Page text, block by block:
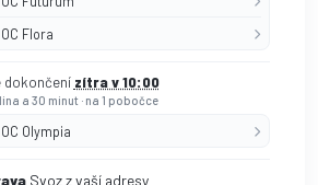
OC Flora
dokončení zítra v 10:00
a 30 minut · na 1 pobočce
OC Olympia
Svoz z vaší adresy